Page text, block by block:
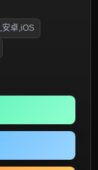
安卓,iOS